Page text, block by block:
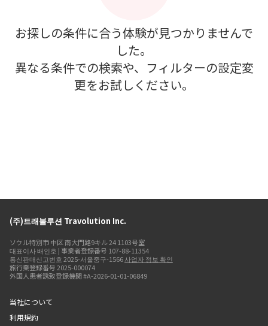
お探しの条件に合う体験が見つかりませんで
した。
異なる条件での検索や、フィルターの設定変
更をお試しください。
(주)트래볼루션 Travolution Inc.
ソウル特別市 中区 南大門路9キル 24 1103号室
대표이사 배인호 | 事業者登録番号 107-88-11354
통신판매신고번호 2025-서울중구-1566사업자 정보 확인
旅行業登録番号 2025-000074
外国人患者誘致登録機関 #A-2026-01-01-06849
当社について
利用規約